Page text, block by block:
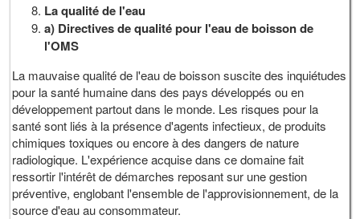
La qualité de l'eau
a) Directives de qualité pour l'eau de boisson de
l'OMS
La mauvaise qualité de l'eau de boisson suscite des inquiétudes
pour la santé humaine dans des pays développés ou en
développement partout dans le monde. Les risques pour la
santé sont liés à la présence d'agents infectieux, de produits
chimiques toxiques ou encore à des dangers de nature
radiologique. L'expérience acquise dans ce domaine fait
ressortir l'intérêt de démarches reposant sur une gestion
préventive, englobant l'ensemble de l'approvisionnement, de la
source d'eau au consommateur.